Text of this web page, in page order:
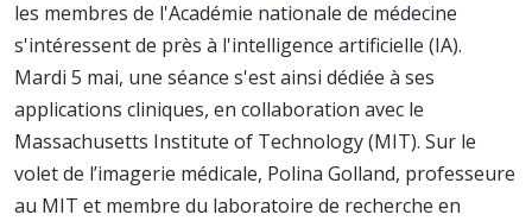
les membres de l'Académie nationale de médecine
s'intéressent de près à l'intelligence artificielle (IA).
Mardi 5 mai, une séance s'est ainsi dédiée à ses
applications cliniques, en collaboration avec le
Massachusetts Institute of Technology (MIT). Sur le
volet de l’imagerie médicale, Polina Golland, professeure
au MIT et membre du laboratoire de recherche en